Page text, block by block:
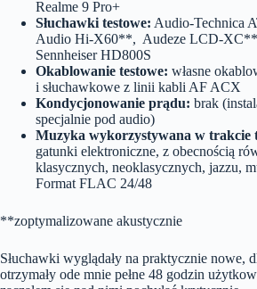
Realme 9 Pro+
Słuchawki testowe: Audio-Technica
Audio Hi-X60**, Audeze LCD-XC**,
Sennheiser HD800S
Okablowanie testowe: własne
i słuchawkowe z linii kabli AF ACX
Kondycjonowanie prądu: brak
specjalnie pod audio)
Muzyka wykorzystywana w trakcie
gatunki elektroniczne, z obecnością
klasycznych, neoklasycznych, jazzu,
Format FLAC 24/48
**zoptymalizowane akustycznie
Słuchawki wyglądały na praktycznie nowe,
otrzymały ode mnie pełne 48 godzin